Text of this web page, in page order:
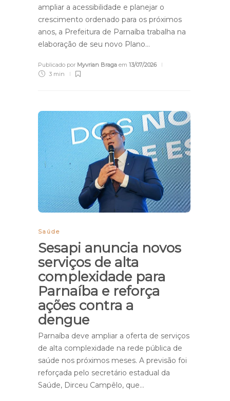
ampliar a acessibilidade e planejar o
crescimento ordenado para os próximos
anos, a Prefeitura de Parnaíba trabalha na
elaboração de seu novo Plano…
Publicado por Myvrian Braga em 13/07/2026
3 min
Saúde
Sesapi anuncia novos
serviços de alta
complexidade para
Parnaíba e reforça
ações contra a
dengue
Parnaíba deve ampliar a oferta de serviços
de alta complexidade na rede pública de
saúde nos próximos meses. A previsão foi
reforçada pelo secretário estadual da
Saúde, Dirceu Campêlo, que…